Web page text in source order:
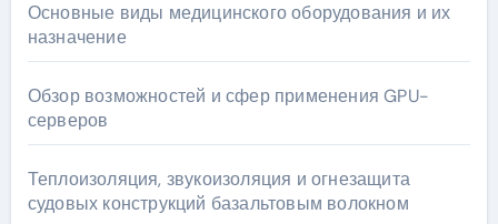
Основные виды медицинского оборудования и их
назначение
Обзор возможностей и сфер применения GPU-
серверов
Теплоизоляция, звукоизоляция и огнезащита
судовых конструкций базальтовым волокном